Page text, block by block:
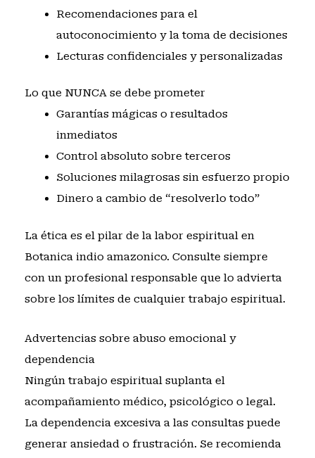
Recomendaciones para el
autoconocimiento y la toma de decisiones
Lecturas confidenciales y personalizadas
Lo que NUNCA se debe prometer
Garantías mágicas o resultados
inmediatos
Control absoluto sobre terceros
Soluciones milagrosas sin esfuerzo propio
Dinero a cambio de “resolverlo todo”
La ética es el pilar de la labor espiritual en
Botanica indio amazonico. Consulte siempre
con un profesional responsable que lo advierta
sobre los límites de cualquier trabajo espiritual.
Advertencias sobre abuso emocional y
dependencia
Ningún trabajo espiritual suplanta el
acompañamiento médico, psicológico o legal.
La dependencia excesiva a las consultas puede
generar ansiedad o frustración. Se recomienda